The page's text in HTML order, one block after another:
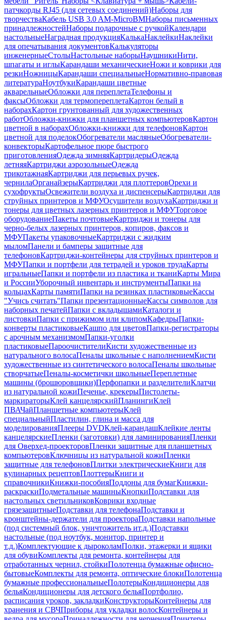
патчкорды RJ45 (для сетевых соединений)Наборы для
творчестваКабель USB 3.0 AM-MicroBMНаборы письменных
принадлежностейНаборы подарочные с ручкойКалендари
настольныеНаградная продукцияКалькаНаклейкиНаклейки
для опечатывания документовКалькуляторы
инженерныеСтолыНастольные наборыНаушникиНити,
шпагаты и иглыКарандаши механическиеНожи и коврики для
резкиНожницыКарандаши специальныеНормативно-правовая
литератураНоутбукиКарандаши цветные
акварельныеОбложки для переплетаТелефоны и
факсыОбложки для термопереплетаКартон белый в
наборахКартон грунтованный для художественных
работОбложки-книжки для планшетных компьютеровКартон
цветной в наборахОбложки-книжки для телефоновКартон
цветной для поделокОбогреватели масляныеОбогреватели-
конвекторыКартофельное пюре быстрого
приготовленияОдежда зимняяКартридерыОдежда
летняяКартриджи аэрозольныеОдежда
трикотажнаяКартриджи для перьевых ручек,
чернилаОрганайзерыКартриджи для плоттеровОрехи и
сухофруктыОсвежители воздуха и диспенсерыКартриджи для
струйных принтеров и МФУОсушители воздухаКартриджи и
тонеры для цветных лазерных принтеров и МФУТорговое
оборудованиеПакеты почтовыеКартриджи и тонеры для
черно-белых лазерных принтеров, копиров, факсов и
МФУПакеты упаковочныеКартриджи с жидким
мыломПанели и бамперы защитные для
телефоновКартриджи-контейнеры для струйных принтеров и
МФУПапки и портфели для тетрадей и уроков трудаКарты
игральныеПапки и портфели из пластика и тканиКарты Мира
и РоссииУборочный инвентарь и инструментыПапки на
кольцахКарты памятиПапки на резинках пластиковыеКассы
"Учись считать"Папки презентационныеКассы символов для
наборных печатейПапки с вкладышамиКаталоги и
листовкиПапки с прижимом или клипомКафедрыПапки-
конверты пластиковыеКашпо для цветовПапки-регистраторы
с арочным механизмомПапки-уголки
пластиковыеПароочистителиКисти художественные из
натурального волосаПеналы школьные с наполнениемКисти
художественные из синтетического волосаПеналы школьные
створчатыеПеналы-косметички школьныеПереплетные
машины (брошюровщики)Перфопапки и разделителиКлатчи
из натуральной кожиПеченье, крекерыПистолеты-
маркираторыКлей канцелярскийПланингиКлей
ПВАЧайПланшетные компьютерыКлей
специальныйПластилин, глина и масса для
моделированияПлееры DVDКлей-карандашКлейкие ленты
канцелярскиеПленки (заготовки) для ламинированияПленки
для Оверхед-проекторовПленки защитные для планшетных
компьютеровКлючницы из натуральной кожиПленки
защитные для телефоновПлитки электрическиеКниги для
кулинарных рецептовПлоттерыКниги и
справочникиКнижки-пособияПоддоны для бумагКнижки-
раскраскиПодметальные машиныКнопкиПодставки для
настольных светильниковКоврики входные
грязезащитныеПодставки для телефонаПодставки и
кронштейны-держатели для проектораПодставки напольные
(под системный блок, уничтожитель ит.д.)Подставки
настольные (под ноутбук, монитор, принтер и
т.д.)Комплектующие к дыроколамПолки, этажерки и ящики
для обувиКомплекты для ремонта, контейнеры для
отработанных чернил, стойкиПолотенца бумажные офисно-
бытовыеКомплекты для ремонта, оптические блокиПолотенца
бумажные профессиональныеПолотерыКондиционеры для
бельяКондиционеры для детского бельяПортфолио,
расписания уроков, закладкиКонструкторыКонтейнеры для
хранения и СВЧПриборы для укладки волосКонтейнеры и